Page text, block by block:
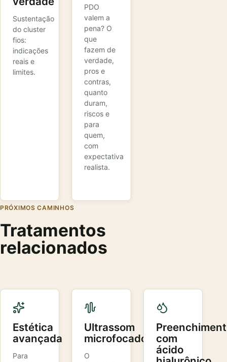
Sustentação
do cluster
fios:
indicações
reais e
limites.
PDO
valem a
pena? O
que
fazem de
verdade,
pros e
contras,
quanto
duram,
riscos e
para
quem,
com
expectativa
realista.
PRÓXIMOS CAMINHOS
Tratamentos
relacionados
Estética
avançada
Para
Ultrassom
microfocado
O
com
ácido